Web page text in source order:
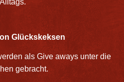
Alltags.
Glückskeksen
als Give aways unter die
gebracht.